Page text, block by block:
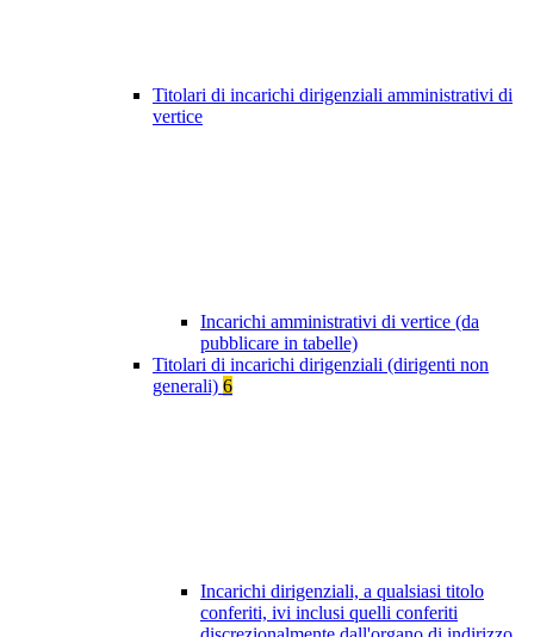
Titolari di incarichi dirigenziali amministrativi di
vertice
Incarichi amministrativi di vertice (da
pubblicare in tabelle)
Titolari di incarichi dirigenziali (dirigenti non
generali) 6
Incarichi dirigenziali, a qualsiasi titolo
conferiti, ivi inclusi quelli conferiti